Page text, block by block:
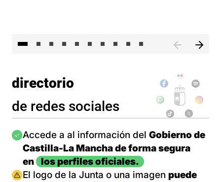
directorio
de redes sociales
Imagen
Accede a al información del Gobierno de
Castilla-La Mancha de forma segura
en
los perfiles oficiales.
Imagen
El logo de la Junta o una imagen puede